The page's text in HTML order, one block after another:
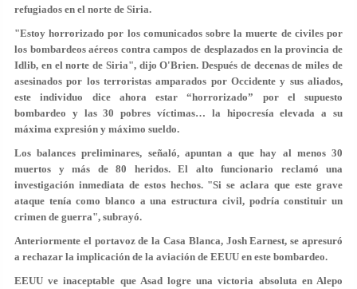
refugiados en el norte de Siria.
"Estoy horrorizado por los comunicados sobre la muerte de civiles por
los bombardeos aéreos contra campos de desplazados en la provincia de
Idlib, en el norte de Siria", dijo O'Brien. Después de decenas de miles de
asesinados por los terroristas amparados por Occidente y sus aliados,
este individuo dice ahora estar “horrorizado” por el supuesto
bombardeo y las 30 pobres víctimas… la hipocresía elevada a su
máxima expresión y máximo sueldo.
Los balances preliminares, señaló, apuntan a que hay al menos 30
muertos y más de 80 heridos. El alto funcionario reclamó una
investigación inmediata de estos hechos. "Si se aclara que este grave
ataque tenía como blanco a una estructura civil, podría constituir un
crimen de guerra", subrayó.
Anteriormente el portavoz de la Casa Blanca, Josh Earnest, se apresuró
a rechazar la implicación de la aviación de EEUU en este bombardeo.
EEUU ve inaceptable que Asad logre una victoria absoluta en Alepo